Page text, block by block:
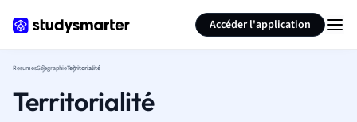
Accéder l'application
ResumesGéographieTerritorialité
Territorialité
Résumer la page